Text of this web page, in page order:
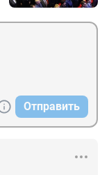
Отправить